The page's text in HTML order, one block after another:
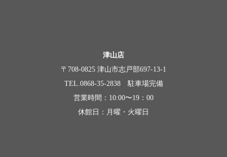
津山店
〒708-0825 津山市志戸部697-13-1
TEL.0868-35-2838 駐車場完備
営業時間：10:00〜19：00
休館日：月曜・火曜日